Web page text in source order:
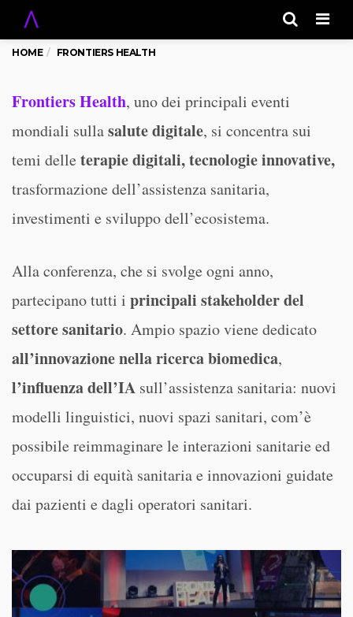
HOME FRONTIERS HEALTH
Frontiers Health, uno dei principali eventi
mondiali sullasalute digitale, si concentra sui
temi delle terapie digitali, tecnologie innovative,
trasformazione dell’assistenza sanitaria,
investimenti e sviluppo dell’ecosistema.
Alla conferenza, che si svolge ogni anno,
partecipano tutti i principali stakeholder del
settore sanitario. Ampio spazio viene dedicato
all’innovazione nella ricerca biomedica,
l’influenza dell’IA sull’assistenza sanitaria: nuovi
modelli linguistici, nuovi spazi sanitari, com’è
possibile reimmaginare le interazioni sanitarie ed
occuparsi di equità sanitaria e innovazioni guidate
dai pazienti e dagli operatori sanitari.